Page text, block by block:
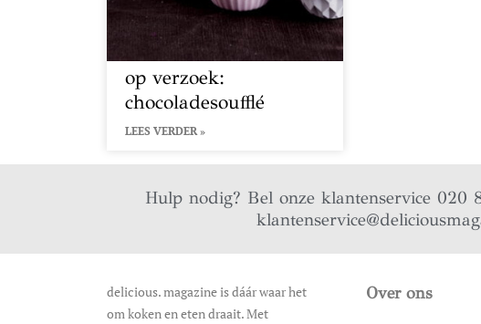
op verzoek:
chocoladesoufflé
LEES VERDER »
Hulp nodig? Bel onze klantenservice 020
delicious. magazine is dáár waar het
om koken en eten draait. Met
Over ons